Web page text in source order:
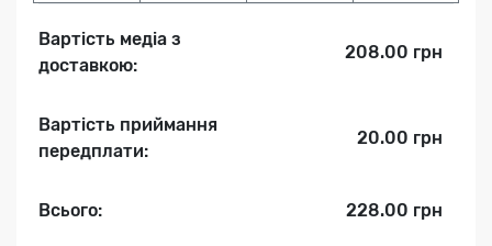
Вартість медіа з
доставкою:
208.00 грн
Вартість приймання
передплати:
20.00 грн
Всього: 228.00 грн